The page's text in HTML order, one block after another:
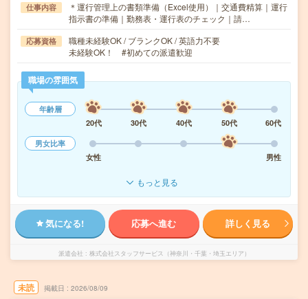
仕事内容
＊運行管理上の書類準備（Excel使用）｜交通費精算｜運行
指示書の準備｜勤務表・運行表のチェック｜請…
応募資格
職種未経験OK / ブランクOK / 英語力不要
未経験OK！ #初めての派遣歓迎
職場の雰囲気
年齢層
20代
30代 40代 50代
60代
男女比率
女性
男性
もっと見る
気になる! 応募へ進む 詳しく見る
派遣会社 株式会社スタッフサービス（神奈川・千葉・埼玉エリア）
未読 掲載日 2026/08/09